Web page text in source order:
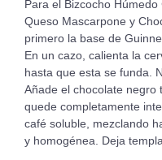
Para el Bizcocho
Queso Mascarpone y
primero la base de
En un cazo, calienta la
hasta que esta se funda.
Añade el chocolate negro
quede completamente
café soluble, mezclando
y homogénea. Deja